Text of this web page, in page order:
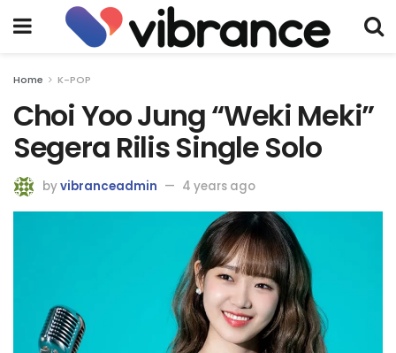
Home K-POP
Choi Yoo Jung “Weki Meki”
Segera Rilis Single Solo
byvibranceadmin 4 years ago